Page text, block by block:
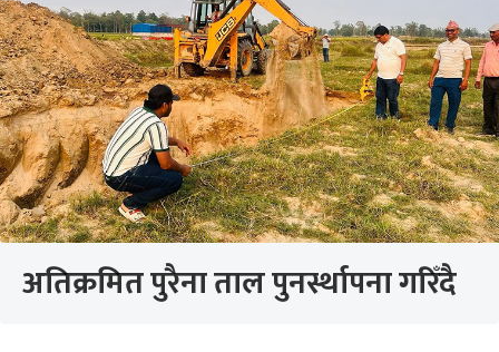
अतिक्रमित पुरैना ताल पुनर्स्थापना गरिँदै